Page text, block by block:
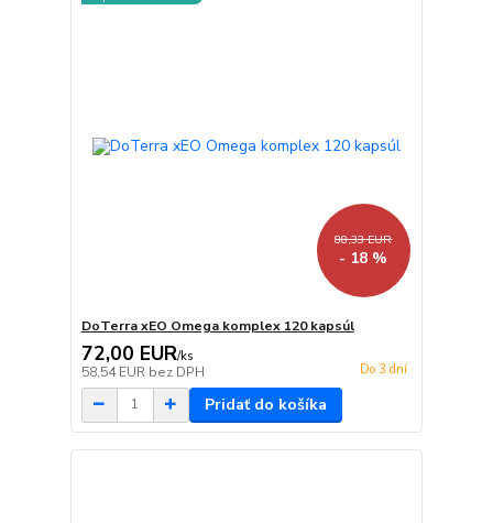
88,33 EUR
- 18 %
DoTerra xEO Omega komplex 120 kapsúl
72,00 EUR/ks
58,54 EUR bez DPH Do 3 dní
Pridať do košíka